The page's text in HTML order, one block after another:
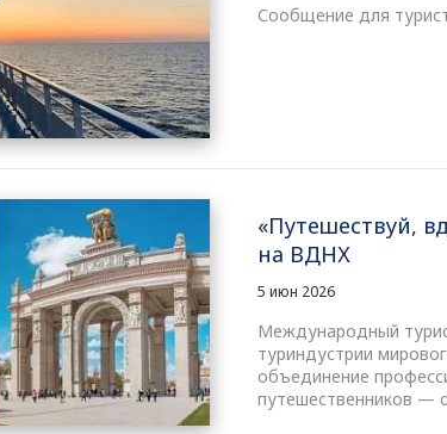
Сообщение для
«Путешествуй,
на ВДНХ
5 июн 2026
Международный
туриндустрии
объединение
путешественников —